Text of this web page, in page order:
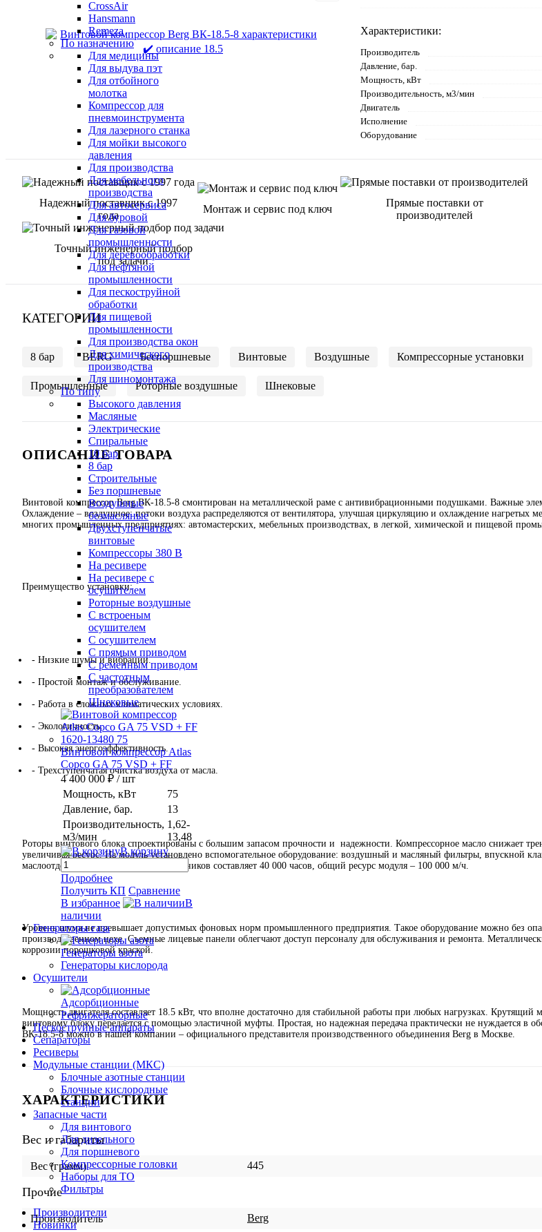
CrossAir
Hansmann
Remeza
По назначению
Для медицины
Для выдува пэт
Для отбойного
молотка
Компрессор для
пневмоинструмента
Для лазерного станка
Для мойки высокого
давления
Для производства
Для мебельного
производства
Для автосервиса
Для буровой
Для газовой
промышленности
Для деревообработки
Для нефтяной
промышленности
Для пескоструйной
обработки
Для пищевой
промышленности
Для производства окон
Для химического
производства
Для шиномонтажа
По типу
Высокого давления
Масляные
Электрические
Спиральные
10 бар
8 бар
Cтроительные
Без поршневые
Воздушные
безмасляные
Двухступенчатые
винтовые
Компрессоры 380 В
На ресивере
На ресивере с
осушителем
Роторные воздушные
С встроеным
осушителем
С осушителем
С прямым приводом
С ременным приводом
С частотным
преобразователем
Шнековые
Винтовой компрессор Atlas
Copco GA 75 VSD + FF
4 400 000 ₽ / шт
Мощность, кВт
75
Давление, бар.
13
Производительность,
м3/мин
1,62-
13,48
В корзину
Подробнее
Получить КП Сравнение
В избранное
В
наличии
Генераторы газа
Генераторы азота
Генераторы кислорода
Осушители
Адсорбционные
Рефрижераторные
Пескоструйные аппараты
Сепараторы
Ресиверы
Модульные станции (МКС)
Блочные азотные станции
Блочные кислородные
станции
Запасные части
Для винтового
Для дизельного
Для поршневого
Компрессорные головки
Наборы для ТО
Фильтры
Производители
Новинки
Характеристики:
Производитель
Давление, бар.
Мощность, кВт
Производительность, м3/мин
Двигатель
Исполнение
Оборудование
Надежный поставщик с 1997
года
Монтаж и сервис под ключ
Прямые поставки от
производителей
Точный инженерный подбор
под задачи
КАТЕГОРИИ
8 бар BERG Беспоршневые Винтовые Воздушные Компрессорные установки
Промышленные Роторные воздушные Шнековые
ОПИСАНИЕ ТОВАРА
Винтовой компрессор Berg ВК-18.5-8 смонтирован на металлической раме с антивибрационными подушками. Важные
Охлаждение – воздушное: потоки воздуха распределяются от вентилятора, улучшая циркуляцию и охлаждение нагретых
многих промышленных предприятиях: автомастерских, мебельных производствах, в легкой, химической и пищевой
Преимущество установки:
- Низкие шумы и вибрации.
- Простой монтаж и обслуживание.
- Работа в сложных климатических условиях.
- Экологичность.
- Высокая энергоэффективность.
- Трехступенчатая очистка воздуха от масла.
Роторы винтового блока спроектированы с большим запасом прочности и надежности. Компрессорное масло снижает
увеличивая ресурс. На модуль установлено вспомогательное оборудование: воздушный и масляный фильтры, впускной
маслоотделения. Срок службы подшипников составляет 40 000 часов, общий ресурс модуля – 100 000 м/ч.
Уровень шума не превышает допустимых фоновых норм промышленного предприятия. Такое оборудование можно без
производственном цехе. Съемные лицевые панели облегчают доступ персоналу для обслуживания и ремонта.
коррозии порошковой краской.
Мощность двигателя составляет 18.5 кВт, что вполне достаточно для стабильной работы при любых нагрузках. Крутящий
винтовому блоку передается с помощью эластичной муфты. Простая, но надежная передача практически не нуждается в
ВК-18.5-8 можно в нашей компании – официального представителя производственного объединения Berg в Москве.
ХАРАКТЕРИСТИКИ
Вес и габариты
Вес (грамм) 445
Прочие
Производитель Berg